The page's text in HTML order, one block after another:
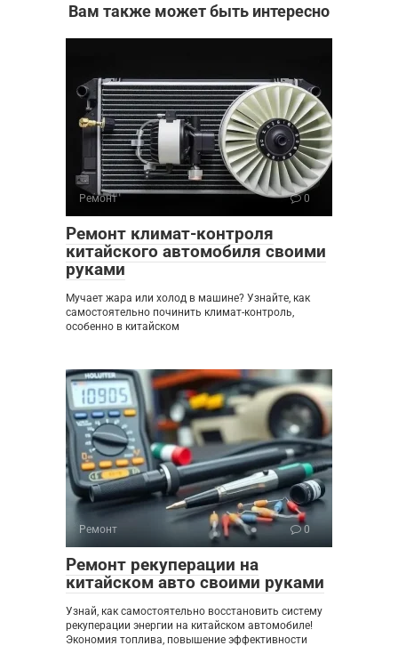
Вам также может быть интересно
Ремонт 0
Ремонт климат-контроля
китайского автомобиля своими
руками
Мучает жара или холод в машине? Узнайте, как
самостоятельно починить климат-контроль,
особенно в китайском
Ремонт 0
Ремонт рекуперации на
китайском авто своими руками
Узнай, как самостоятельно восстановить систему
рекуперации энергии на китайском автомобиле!
Экономия топлива, повышение эффективности